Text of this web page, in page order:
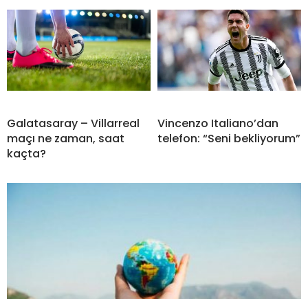
Galatasaray – Villarreal
maçı ne zaman, saat
kaçta?
Vincenzo Italiano’dan
telefon: “Seni bekliyorum”